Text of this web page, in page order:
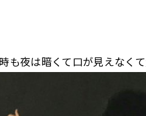
夜は暗くて口が見えなくて